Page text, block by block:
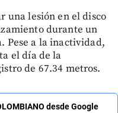
una lesión en el disco
durante un
Pese a la inactividad,
el día de la
de 67.34 metros.
desde Google